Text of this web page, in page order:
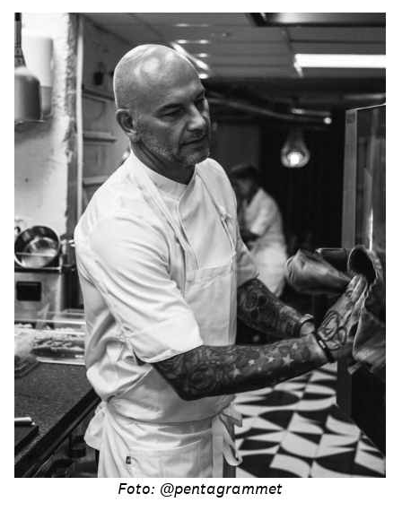
Foto: @pentagrammet